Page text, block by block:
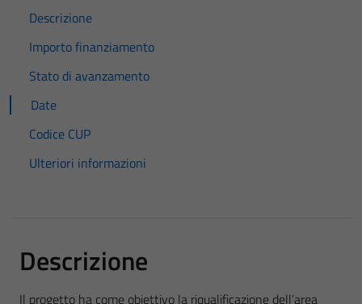
Descrizione
Importo finanziamento
Stato di avanzamento
Date
Codice CUP
Ulteriori informazioni
Descrizione
Il progetto ha come obiettivo la riqualificazione dell’area